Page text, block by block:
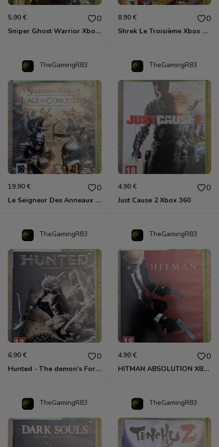
5.90 € 0
Sniper Ghost Warrior Xbox 360
8.90 € 0
Shrek Le Troisième Xbox 360
TheGamingR83
19.90 € 0
Le Seigneur Des Anneaux - L'âge Des Conquêtes Xbox 360
TheGamingR83
4.90 € 0
Just Cause 2 Xbox 360
TheGamingR83
6.90 € 0
Hunted - The demon's Forge Xbox 360 (Complet CIB)
TheGamingR83
4.90 € 0
HITMAN ABSOLUTION XBOX 360
TheGamingR83 TheGamingR83